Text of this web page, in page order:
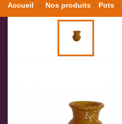
Accueil Nos produits Pots